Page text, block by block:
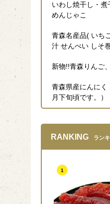
いわし焼干し・煮
めんじゃこ
青森名産品( いち
汁 せんべい しそ
新物!!青森りんご
青森県産にんにく
月下旬頃です。）
RANKING ラン
1